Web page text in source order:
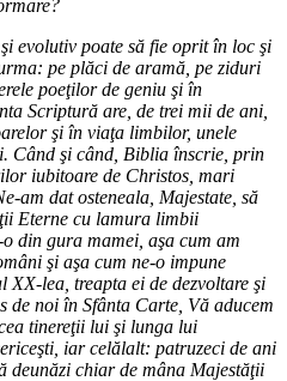
evolutiv poate să fie oprit în loc şi
pe plăci de aramă, pe ziduri
poeţilor de geniu şi în
Scriptură are, de trei mii de ani,
şi în viaţa limbilor, unele
Când şi când, Biblia înscrie, prin
iubitoare de Christos, mari
am dat osteneala, Majestate, să
Eterne cu lamura limbii
din gura mamei, aşa cum am
şi aşa cum ne-o impune
lea, treapta ei de dezvoltare şi
de noi în Sfânta Carte, Vă aducem
tinereţii lui şi lunga lui
iar celălalt: patruzeci de ani
deunăzi chiar de mâna Majestăţii